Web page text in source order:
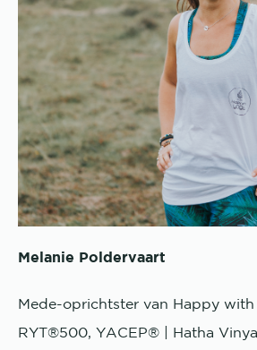
Melanie Poldervaart
Mede-oprichtster van Happy with
RYT®500, YACEP® | Hatha